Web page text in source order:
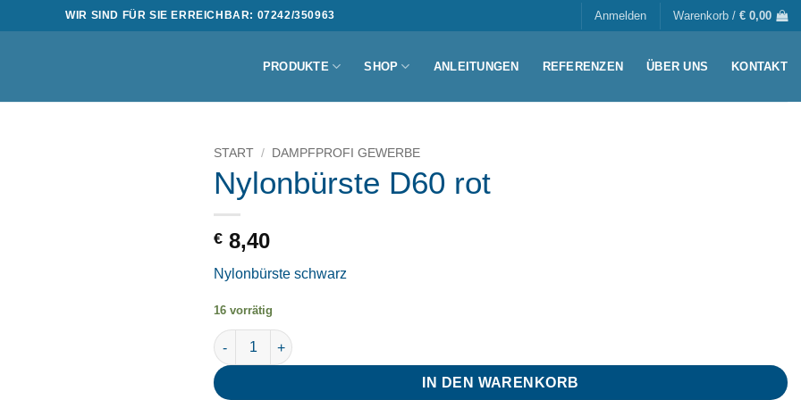
WIR SIND FÜR SIE ERREICHBAR: 07242/350963 Anmelden Warenkorb /€ 0,00
PRODUKTE SHOP ANLEITUNGEN REFERENZEN ÜBER UNS KONTAKT
START / DAMPFPROFI GEWERBE
Nylonbürste D60 rot
€ 8,40
Nylonbürste schwarz
16 vorrätig
Nylonbürste D60 rot Menge
IN DEN WARENKORB